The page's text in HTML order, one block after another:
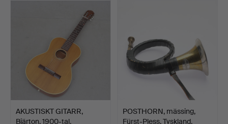
AKUSTISKT GITARR,
Bjärton, 1900-tal.
POSTHORN, mässing,
Fürst-Pless, Tyskland.